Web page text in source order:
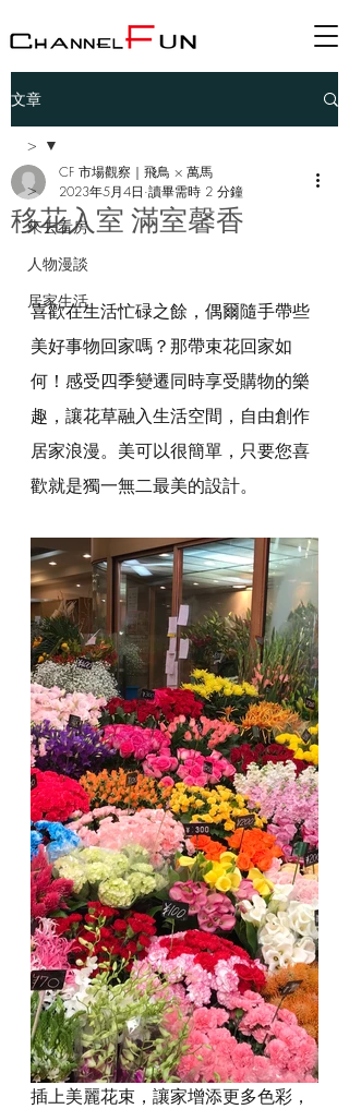
文章
>
來去看房
人物漫談
居家生活
>
移花入室 滿室馨香
CF 市場觀察｜飛鳥 × 萬馬
2023年5月4日 讀畢需時 2 分鐘
喜歡在生活忙碌之餘，偶爾隨手帶些
美好事物回家嗎？那帶束花回家如
何！感受四季變遷同時享受購物的樂
趣，讓花草融入生活空間，自由創作
居家浪漫。美可以很簡單，只要您喜
歡就是獨一無二最美的設計。
插上美麗花束，讓家增添更多色彩，